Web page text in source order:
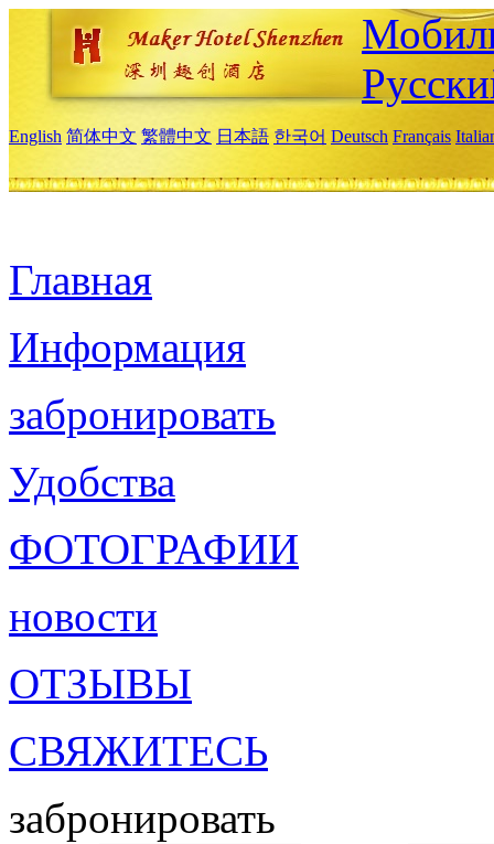
English 简体中文 繁體中文 日本語 한국어 Deutsch Français
Главная
Информация
забронировать
Удобства
ФОТОГРАФИИ
новости
ОТЗЫВЫ
СВЯЖИТЕСЬ
забронировать